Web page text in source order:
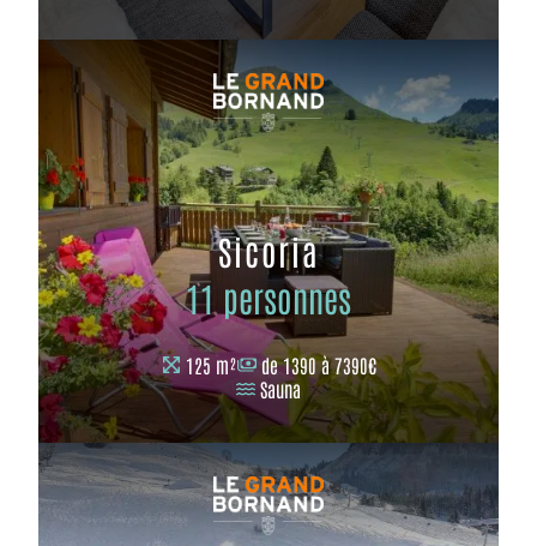
Sicoria
11 personnes
125 m²
de 1390 à 7390€
Sauna